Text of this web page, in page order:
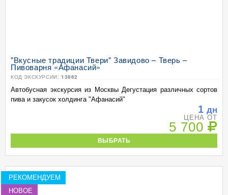
"Вкусные традиции Твери" Завидово – Тверь –
Пивоварня «Афанасий»
КОД ЭКСКУРСИИ: 13862
Автобусная экскурсия из Москвы Дегустация различных сортов
пива и закусок холдинга "Афанасий"
1 дн
ЦЕНА ОТ
5 700
ВЫБРАТЬ
РЕКОМЕНДУЕМ
НОВОЕ